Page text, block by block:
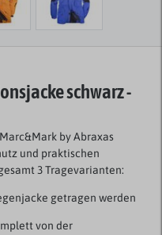
schwarz -
by Abraxas
und praktischen
3 Tragevarianten:
getragen werden
von der